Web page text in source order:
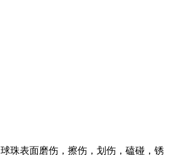
球珠表面磨伤，擦伤，划伤，磕碰，锈